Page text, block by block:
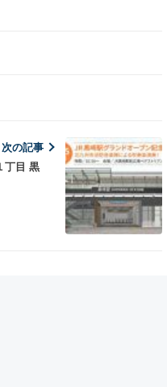
次の記事
丁目 黒